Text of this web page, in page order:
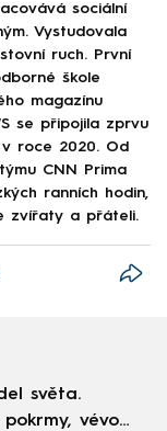
sociální
Vystudovala
ruch. První
škole
magazínu
se připojila zprvu
roce 2020. Od
CNN Prima
ranních hodin,
zvířaty a přáteli.
světa.
vévodí